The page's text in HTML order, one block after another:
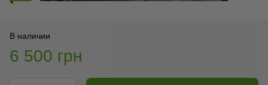
В наличии
6 500 грн